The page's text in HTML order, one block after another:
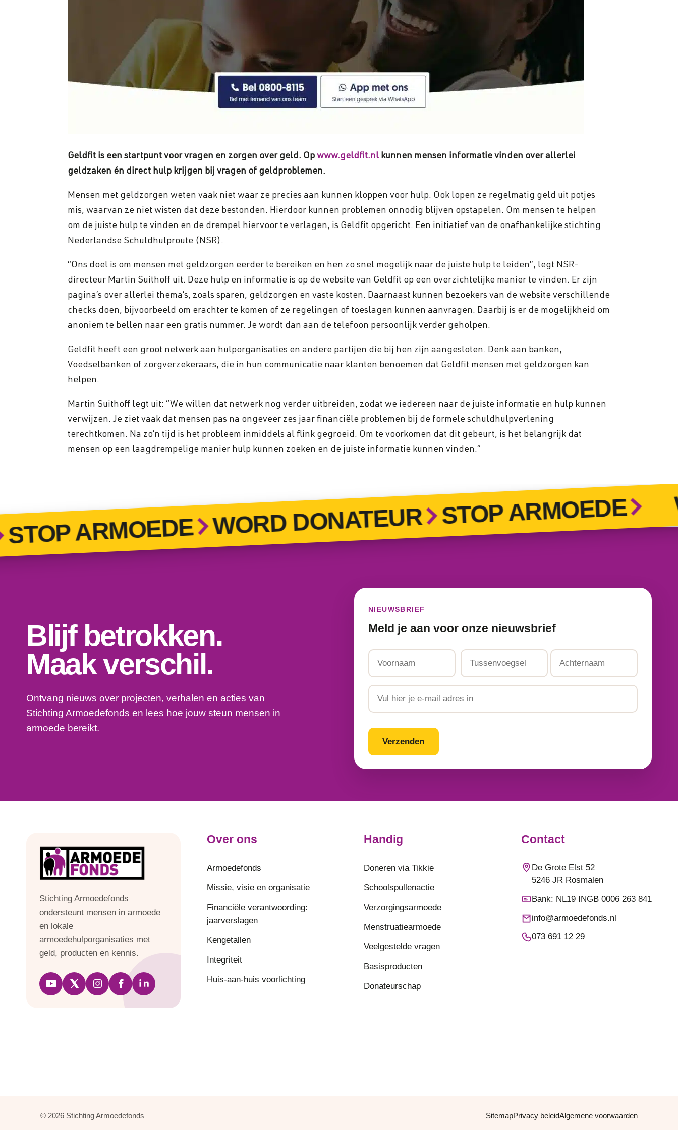
Geldfit is een startpunt voor vragen en zorgen over geld. Opwww.geldfit.nl kunnen mensen informatie vinden over allerlei
geldzaken én direct hulp krijgen bij vragen of geldproblemen.
Mensen met geldzorgen weten vaak niet waar ze precies aan kunnen kloppen voor hulp. Ook lopen ze regelmatig geld uit potjes
mis, waarvan ze niet wisten dat deze bestonden. Hierdoor kunnen problemen onnodig blijven opstapelen. Om mensen te helpen
om de juiste hulp te vinden en de drempel hiervoor te verlagen, is Geldfit opgericht. Een initiatief van de onafhankelijke stichting
Nederlandse Schuldhulproute (NSR).
“Ons doel is om mensen met geldzorgen eerder te bereiken en hen zo snel mogelijk naar de juiste hulp te leiden”, legt NSR-
directeur Martin Suithoff uit. Deze hulp en informatie is op de website van Geldfit op een overzichtelijke manier te vinden. Er zijn
pagina’s over allerlei thema’s, zoals sparen, geldzorgen en vaste kosten. Daarnaast kunnen bezoekers van de website verschillende
checks doen, bijvoorbeeld om erachter te komen of ze regelingen of toeslagen kunnen aanvragen. Daarbij is er de mogelijkheid om
anoniem te bellen naar een gratis nummer. Je wordt dan aan de telefoon persoonlijk verder geholpen.
Geldfit heeft een groot netwerk aan hulporganisaties en andere partijen die bij hen zijn aangesloten. Denk aan banken,
Voedselbanken of zorgverzekeraars, die in hun communicatie naar klanten benoemen dat Geldfit mensen met geldzorgen kan
helpen.
Martin Suithoff legt uit: “We willen dat netwerk nog verder uitbreiden, zodat we iedereen naar de juiste informatie en hulp kunnen
verwijzen. Je ziet vaak dat mensen pas na ongeveer zes jaar financiële problemen bij de formele schuldhulpverlening
terechtkomen. Na zo’n tijd is het probleem inmiddels al flink gegroeid. Om te voorkomen dat dit gebeurt, is het belangrijk dat
mensen op een laagdrempelige manier hulp kunnen zoeken en de juiste informatie kunnen vinden.”
ARMOEDE WORD DONATEUR STOP ARMOEDE
Blijf betrokken.
Maak verschil.
Ontvang nieuws over projecten, verhalen en acties van
Stichting Armoedefonds en lees hoe jouw steun mensen in
armoede bereikt.
NIEUWSBRIEF
Meld je aan voor onze nieuwsbrief
Voornaam Tussenvoegsel Achternaam
CAPTCHA
Stichting Armoedefonds
ondersteunt mensen in armoede
en lokale
armoedehulporganisaties met
geld, producten en kennis.
Over ons
Armoedefonds
Missie, visie en organisatie
Financiële verantwoording:
jaarverslagen
Kengetallen
Integriteit
Huis-aan-huis voorlichting
Handig
Doneren via Tikkie
Schoolspullenactie
Verzorgingsarmoede
Menstruatiearmoede
Veelgestelde vragen
Basisproducten
Donateurschap
Contact
De Grote Elst 52
5246 JR Rosmalen
Bank: NL19 INGB 0006 263 841
info@armoedefonds.nl
073 691 12 29
© 2026 Stichting Armoedefonds SitemapPrivacy beleidAlgemene voorwaarden